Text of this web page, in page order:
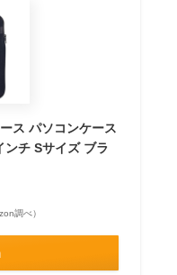
ス パソコンケース
チ Sサイズ ブラ
調べ）